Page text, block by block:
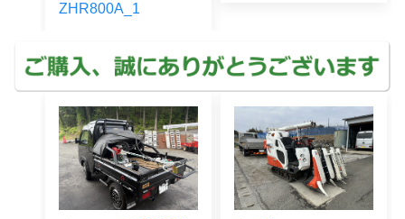
ZHR800A_1